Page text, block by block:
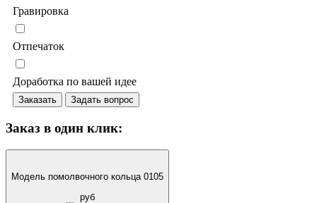
Гравировка
Отпечаток
Доработка по вашей идее
Заказать Задать вопрос
Заказ в один клик:
Модель помолвочного кольца 0105
руб